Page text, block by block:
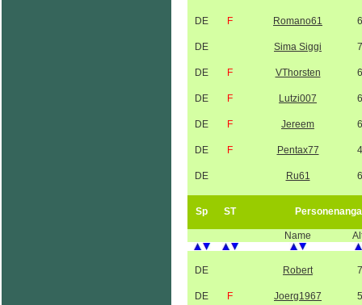
DE F Romano61
DE Sima Siggi
DE F VThorsten
DE F Lutzi007
DE F Jereem
DE F Pentax77
DE Ru61
Sp ST
Name
DE Robert
DE F Joerg1967